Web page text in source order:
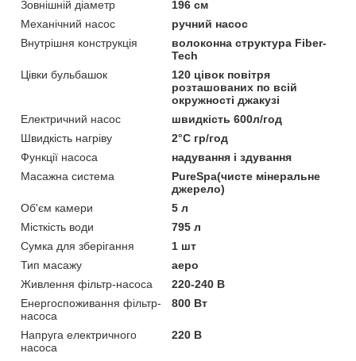
Зовнішній діаметр
196 см
Механічний насос
ручний насос
Внутрішня конструкція
волоконна структура Fiber-
Tech
Цівки бульбашок
120 цівок повітря
розташованих по всій
окружності джакузі
Електричний насос
швидкість 600л/год
Швидкість нагріву
2°C гр/год
Функції насоса
надування і здування
Масажна система
PureSpa(чисте мінеральне
джерело)
Об'єм камери
5 л
Місткість води
795 л
Сумка для зберігання
1 шт
Тип масажу
аеро
Живлення фільтр-насоса
220-240 В
Енергоспоживання фільтр-
насоса
800 Вт
Напруга електричного
насоса
220 В